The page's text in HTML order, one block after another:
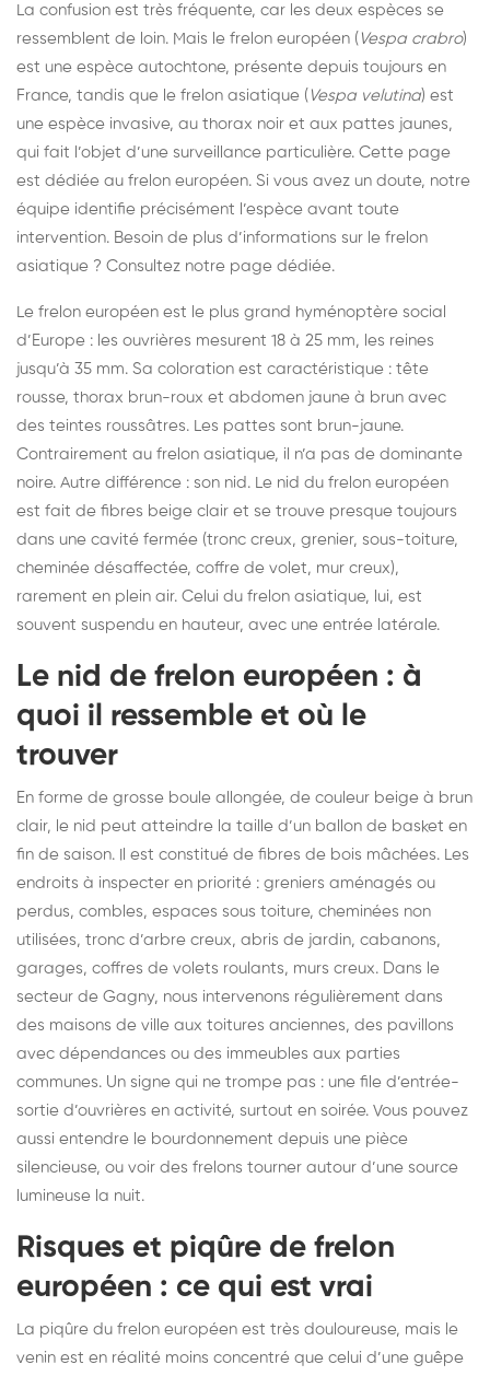
La confusion est très fréquente, car les deux espèces se
ressemblent de loin. Mais le frelon européen ( Vespa crabro)
est une espèce autochtone, présente depuis toujours en
France, tandis que le frelon asiatique ( Vespa velutina) est
une espèce invasive, au thorax noir et aux pattes jaunes,
qui fait l’objet d’une surveillance particulière. Cette page
est dédiée au frelon européen. Si vous avez un doute, notre
équipe identifie précisément l’espèce avant toute
intervention. Besoin de plus d’informations sur le frelon
asiatique ? Consultez notre page dédiée.
Le frelon européen est le plus grand hyménoptère social
d’Europe : les ouvrières mesurent 18 à 25 mm, les reines
jusqu’à 35 mm. Sa coloration est caractéristique : tête
rousse, thorax brun-roux et abdomen jaune à brun avec
des teintes roussâtres. Les pattes sont brun-jaune.
Contrairement au frelon asiatique, il n’a pas de dominante
noire. Autre différence : son nid. Le nid du frelon européen
est fait de fibres beige clair et se trouve presque toujours
dans une cavité fermée (tronc creux, grenier, sous-toiture,
cheminée désaffectée, coffre de volet, mur creux),
rarement en plein air. Celui du frelon asiatique, lui, est
souvent suspendu en hauteur, avec une entrée latérale.
Le nid de frelon européen : à
quoi il ressemble et où le
trouver
En forme de grosse boule allongée, de couleur beige à brun
clair, le nid peut atteindre la taille d’un ballon de basket en
fin de saison. Il est constitué de fibres de bois mâchées. Les
endroits à inspecter en priorité : greniers aménagés ou
perdus, combles, espaces sous toiture, cheminées non
utilisées, tronc d’arbre creux, abris de jardin, cabanons,
garages, coffres de volets roulants, murs creux. Dans le
secteur de Gagny, nous intervenons régulièrement dans
des maisons de ville aux toitures anciennes, des pavillons
avec dépendances ou des immeubles aux parties
communes. Un signe qui ne trompe pas : une file d’entrée-
sortie d’ouvrières en activité, surtout en soirée. Vous pouvez
aussi entendre le bourdonnement depuis une pièce
silencieuse, ou voir des frelons tourner autour d’une source
lumineuse la nuit.
Risques et piqûre de frelon
européen : ce qui est vrai
La piqûre du frelon européen est très douloureuse, mais le
venin est en réalité moins concentré que celui d’une guêpe